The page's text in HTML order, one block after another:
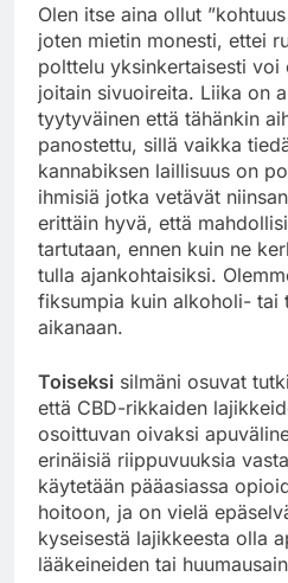
Olen itse aina ollut
joten mietin monesti, ettei
polttelu yksinkertaisesti voi
joitain sivuoireita. Liika on
tyytyväinen että tähänkin
panostettu, sillä vaikka
kannabiksen laillisuus on
ihmisiä jotka vetävät
erittäin hyvä, että
tartutaan, ennen kuin ne
tulla ajankohtaisiksi.
fiksumpia kuin alkoholi- tai
aikanaan.
Toiseksi silmäni osuvat
että CBD-rikkaiden
osoittuvan oivaksi
erinäisiä riippuvuuksia
käytetään pääasiassa
hoitoon, ja on vielä
kyseisestä lajikkeesta olla
lääkeineiden tai